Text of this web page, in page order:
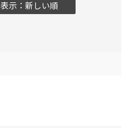
表示：新しい順